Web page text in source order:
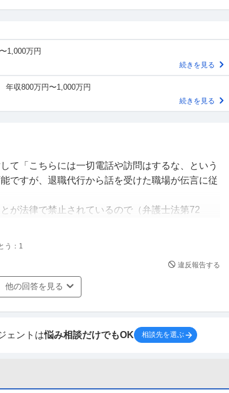
1,000万円
続きを見る
年収800万円〜1,000万円
続きを見る
て「こちらには一切電話や訪問はするな、という
ですが、退職代行から話を受けた職場が伝言に従
が法律で禁止されているので（弁護士法第72
継ぎなど、細かい打ち合わせが必要な場合は、職
を通じて連絡があれば淡々と退職処理をするもの
らせを含めた鬼電もあり得るでしょう。また、退
し、引継が皆無など）があるならば、職場が正当
ないのであれば、交渉権が認められている退職代
う： 1
違反報告する
他の回答を見る
ェントは悩み相談だけでもOK 相談先を選ぶ